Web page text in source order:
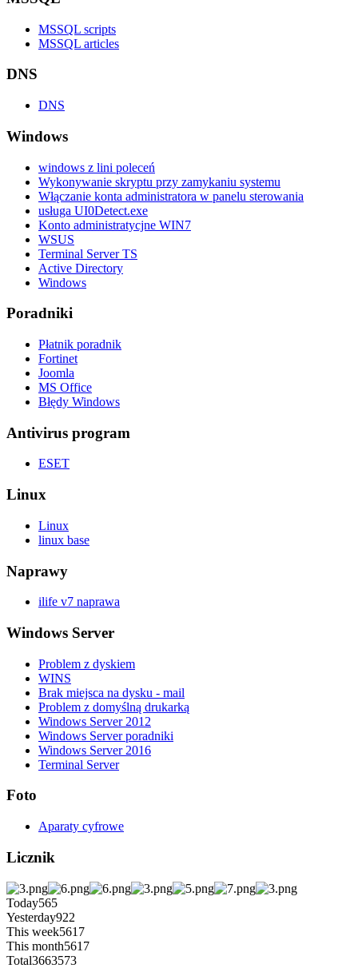
MSSQL scripts
MSSQL articles
DNS
DNS
Windows
windows z lini poleceń
Wykonywanie skryptu przy zamykaniu systemu
Włączanie konta administratora w panelu sterowania
usługa UI0Detect.exe
Konto administratycjne WIN7
WSUS
Terminal Server TS
Active Directory
Windows
Poradniki
Płatnik poradnik
Fortinet
Joomla
MS Office
Błędy Windows
Antivirus program
ESET
Linux
Linux
linux base
Naprawy
ilife v7 naprawa
Windows Server
Problem z dyskiem
WINS
Brak miejsca na dysku - mail
Problem z domyślną drukarką
Windows Server 2012
Windows Server poradniki
Windows Server 2016
Terminal Server
Foto
Aparaty cyfrowe
Licznik
Today565
Yesterday922
This week5617
This month5617
Total3663573